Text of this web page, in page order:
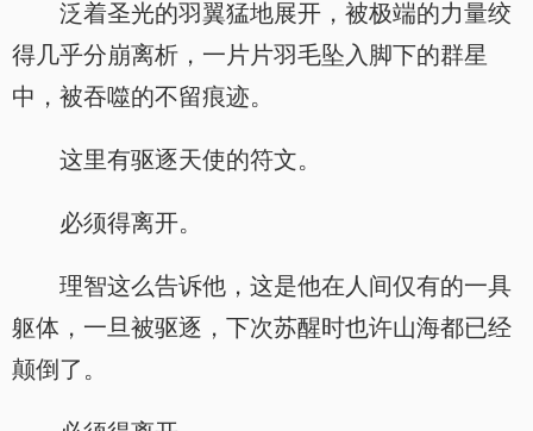
泛着圣光的羽翼猛地展开，被极端的力量绞
得几乎分崩离析，一片片羽毛坠入脚下的群星
中，被吞噬的不留痕迹。
这里有驱逐天使的符文。
必须得离开。
理智这么告诉他，这是他在人间仅有的一具
躯体，一旦被驱逐，下次苏醒时也许山海都已经
颠倒了。